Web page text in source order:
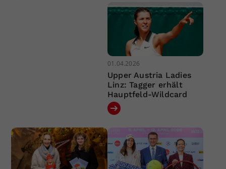
01.04.2026
Upper Austria Ladies
Linz: Tagger erhält
Hauptfeld-Wildcard